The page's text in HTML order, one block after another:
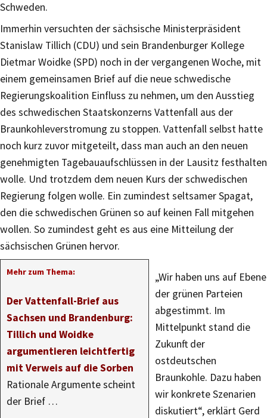
Schweden.
Immerhin versuchten der sächsische Ministerpräsident
Stanislaw Tillich (CDU) und sein Brandenburger Kollege
Dietmar Woidke (SPD) noch in der vergangenen Woche, mit
einem gemeinsamen Brief auf die neue schwedische
Regierungskoalition Einfluss zu nehmen, um den Ausstieg
des schwedischen Staatskonzerns Vattenfall aus der
Braunkohleverstromung zu stoppen. Vattenfall selbst hatte
noch kurz zuvor mitgeteilt, dass man auch an den neuen
genehmigten Tagebauaufschlüssen in der Lausitz festhalten
wolle. Und trotzdem dem neuen Kurs der schwedischen
Regierung folgen wolle. Ein zumindest seltsamer Spagat,
den die schwedischen Grünen so auf keinen Fall mitgehen
wollen. So zumindest geht es aus eine Mitteilung der
sächsischen Grünen hervor.
Mehr zum Thema:
Der Vattenfall-Brief aus
Sachsen und Brandenburg:
Tillich und Woidke
argumentieren leichtfertig
mit Verweis auf die Sorben
Rationale Argumente scheint
der Brief …
„Wir haben uns auf Ebene
der grünen Parteien
abgestimmt. Im
Mittelpunkt stand die
Zukunft der
ostdeutschen
Braunkohle. Dazu haben
wir konkrete Szenarien
diskutiert“, erklärt Gerd